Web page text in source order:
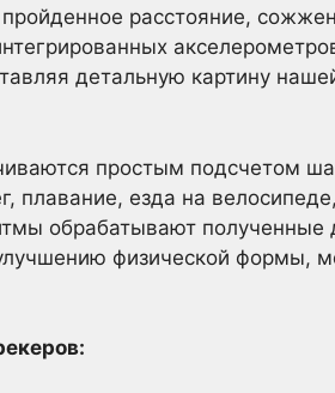
расстояние,
детальную картину
простым подсчетом
плавание, езда на
обрабатывают
физической формы,